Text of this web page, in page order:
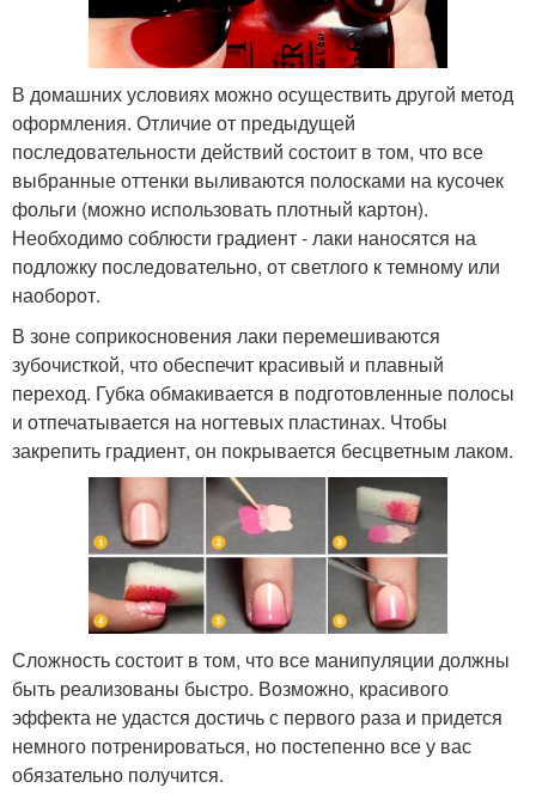
В домашних условиях можно осуществить другой метод
оформления. Отличие от предыдущей
последовательности действий состоит в том, что все
выбранные оттенки выливаются полосками на кусочек
фольги (можно использовать плотный картон).
Необходимо соблюсти градиент - лаки наносятся на
подложку последовательно, от светлого к темному или
наоборот.
В зоне соприкосновения лаки перемешиваются
зубочисткой, что обеспечит красивый и плавный
переход. Губка обмакивается в подготовленные полосы
и отпечатывается на ногтевых пластинах. Чтобы
закрепить градиент, он покрывается бесцветным лаком.
Сложность состоит в том, что все манипуляции должны
быть реализованы быстро. Возможно, красивого
эффекта не удастся достичь с первого раза и придется
немного потренироваться, но постепенно все у вас
обязательно получится.